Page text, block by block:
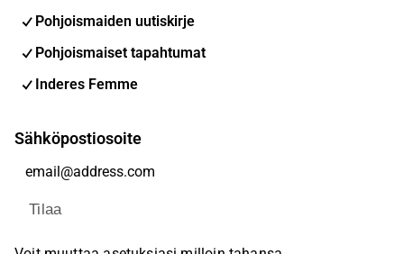
Pohjoismaiden uutiskirje
Pohjoismaiset tapahtumat
Inderes Femme
Sähköpostiosoite
Tilaa